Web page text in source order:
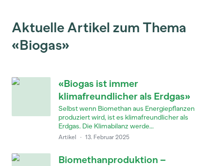
Aktuelle Artikel zum Thema
«Biogas»
«Biogas ist immer
klimafreundlicher als Erdgas»
Selbst wenn Biomethan aus Energiepflanzen
produziert wird, ist es klimafreundlicher als
Erdgas. Die Klimabilanz werde...
Artikel · 13. Februar 2025
Biomethanproduktion –